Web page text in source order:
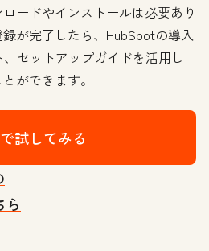
ードやインストールは必要あり
が完了したら、HubSpotの導入
セットアップガイドを活用し
ができます。
試してみる
ら